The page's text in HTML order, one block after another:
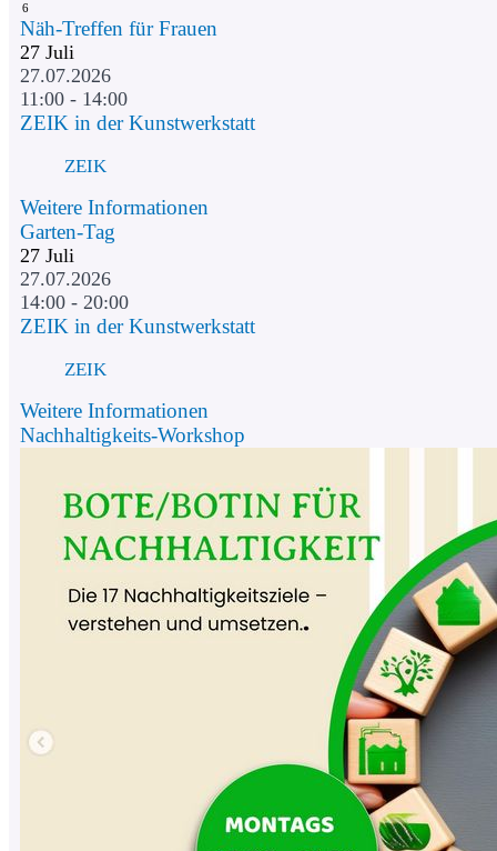
6
Näh-Treffen für Frauen
27 Juli
27.07.2026
11:00 - 14:00
ZEIK in der Kunstwerkstatt
ZEIK
Weitere Informationen
Garten-Tag
27 Juli
27.07.2026
14:00 - 20:00
ZEIK in der Kunstwerkstatt
ZEIK
Weitere Informationen
Nachhaltigkeits-Workshop